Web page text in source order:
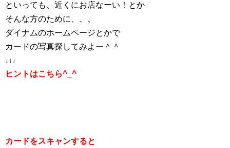
といっても、近くにお店なーい！とか
そんな方のために、、、
ダイナムのホームページとかで
カードの写真探してみよー＾＾
↓↓↓
ヒントはこちら^_^
カードをスキャンすると